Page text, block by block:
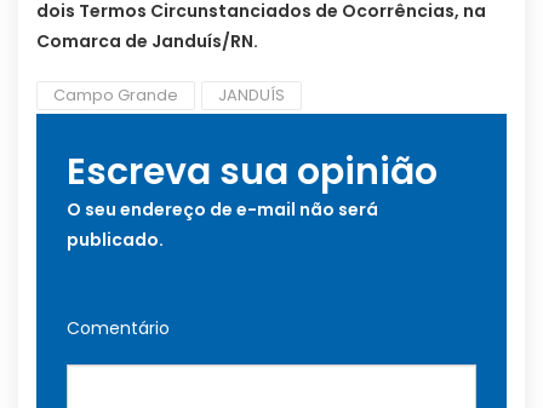
dois Termos Circunstanciados de Ocorrências, na
Comarca de Janduís/RN.
Campo Grande JANDUÍS
Escreva sua opinião
O seu endereço de e-mail não será
publicado.
Comentário